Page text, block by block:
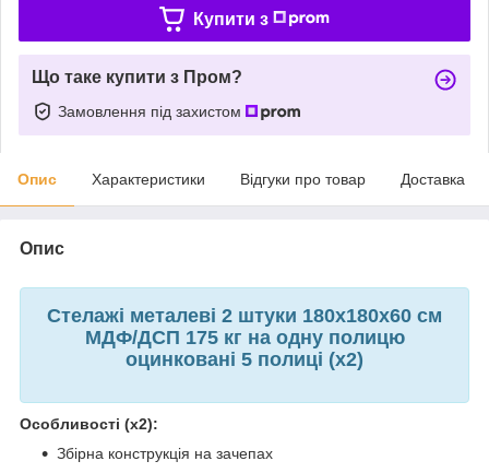
Купити з
Що таке купити з Пром?
Замовлення під захистом
Опис Характеристики Відгуки про товар Доставка
Опис
Стелажі металеві 2 штуки 180х180х60 см
МДФ/ДСП 175 кг на одну полицю
оцинковані 5 полиці (х2)
Особливості (х2):
Збірна конструкція на зачепах